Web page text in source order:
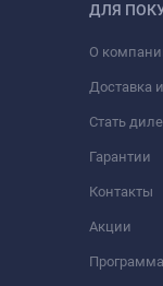
ДЛЯ
О
Доставка
Стать
Гарантии
Контакты
Акции